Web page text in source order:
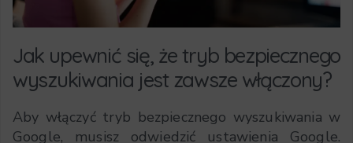
Jak upewnić się, że tryb bezpiecznego
wyszukiwania jest zawsze włączony?
Aby włączyć tryb bezpiecznego wyszukiwania w
Google, musisz odwiedzić ustawienia Google.